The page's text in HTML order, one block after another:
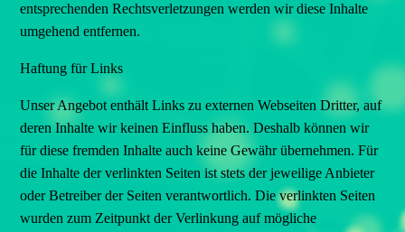
entsprechenden Rechtsverletzungen werden wir diese Inhalte
umgehend entfernen.
Haftung für Links
Unser Angebot enthält Links zu externen Webseiten Dritter, auf
deren Inhalte wir keinen Einfluss haben. Deshalb können wir
für diese fremden Inhalte auch keine Gewähr übernehmen. Für
die Inhalte der verlinkten Seiten ist stets der jeweilige Anbieter
oder Betreiber der Seiten verantwortlich. Die verlinkten Seiten
wurden zum Zeitpunkt der Verlinkung auf mögliche